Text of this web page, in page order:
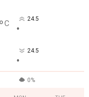
°C 24.5
°
24.5
°
0%